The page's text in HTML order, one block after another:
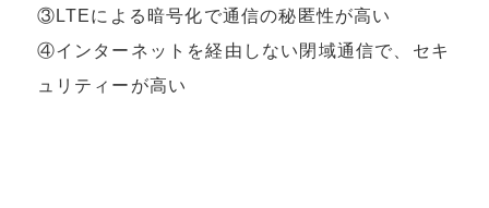
③LTEによる暗号化で通信の秘匿性が高い
④インターネットを経由しない閉域通信で、セキ
ュリティーが高い